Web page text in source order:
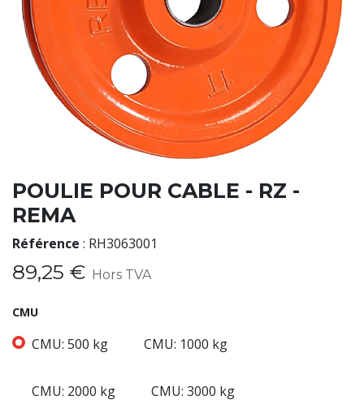
POULIE POUR CABLE - RZ -
REMA
Référence : RH3063001
89,25 € Hors TVA
CMU
CMU: 500 kg CMU: 1000 kg
CMU: 2000 kg CMU: 3000 kg